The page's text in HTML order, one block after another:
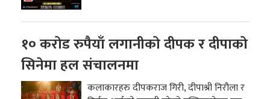
१० करोड रुपैयाँ लगानीको दीपक र दीपाको
सिनेमा हल संचालनमा
कलाकारहरु दीपकराज गिरी, दीपाश्री निरौला र